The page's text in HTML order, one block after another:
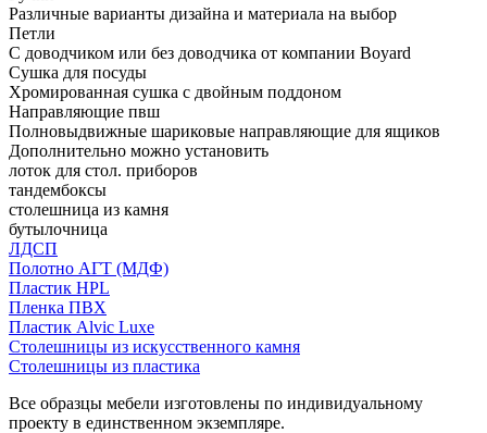
Различные варианты дизайна и материала на выбор
Петли
С доводчиком или без доводчика от компании Boyard
Сушка для посуды
Хромированная сушка с двойным поддоном
Направляющие пвш
Полновыдвижные шариковые направляющие для ящиков
Дополнительно можно установить
лоток для стол. приборов
тандембоксы
столешница из камня
бутылочница
ЛДСП
Полотно АГТ (МДФ)
Пластик HPL
Пленка ПВХ
Пластик Alvic Luxe
Столешницы из искусственного камня
Столешницы из пластика
Все образцы мебели изготовлены по индивидуальному
проекту в единственном экземпляре.